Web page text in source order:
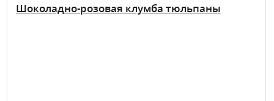
Шоколадно-розовая клумба тюльпаны